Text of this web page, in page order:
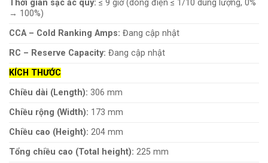
Thời gian sạc ắc quy: ≤ 9 giờ (dòng điện ≤ 1/10 dung lượng, 0%
→ 100%)
CCA – Cold Ranking Amps: Đang cập nhật
RC – Reserve Capacity: Đang cập nhật
KÍCH THƯỚC
Chiều dài (Length): 306 mm
Chiều rộng (Width): 173 mm
Chiều cao (Height): 204 mm
Tổng chiều cao (Total height): 225 mm